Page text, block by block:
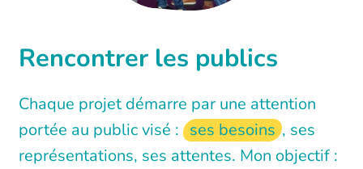
Rencontrer les publics
Chaque projet démarre par une attention
portée au public visé : ses besoins , ses
représentations, ses attentes. Mon objectif :